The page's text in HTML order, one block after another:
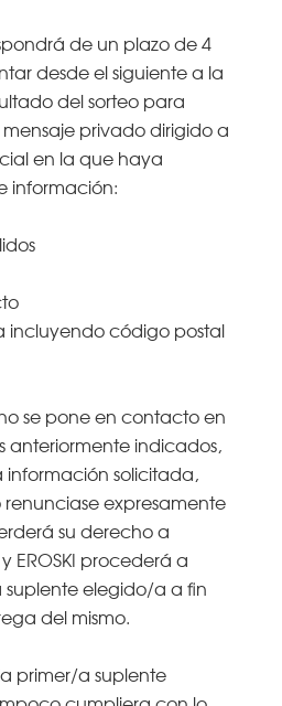
de un plazo de 4
desde el siguiente a la
del sorteo para
privado dirigido a
en la que haya
información:
incluyendo código postal
se pone en contacto en
anteriormente indicados,
solicitada,
expresamente
su derecho a
EROSKI procederá a
elegido/a a fin
del mismo.
primer/a suplente